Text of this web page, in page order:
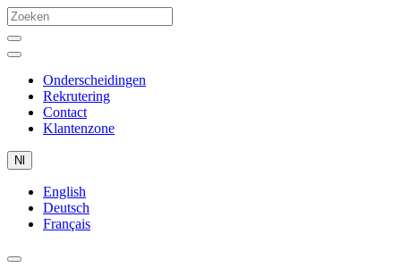
Onderscheidingen
Rekrutering
Contact
Klantenzone
Nl
English
Deutsch
Français